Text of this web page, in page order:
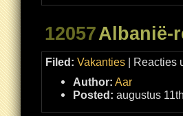
12057Albanië-
Filed: Vakanties | Reacties
Author: Aar
Posted: augustus